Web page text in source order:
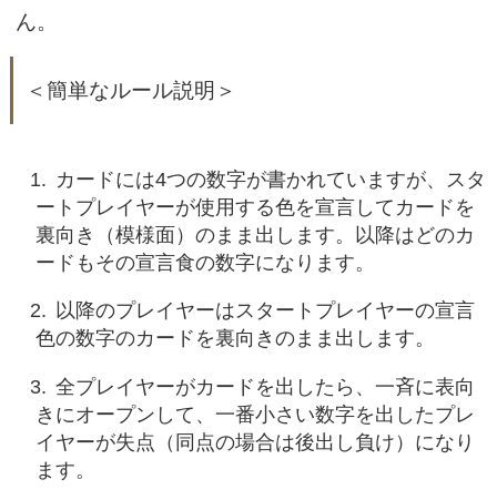
ん。
＜簡単なルール説明＞
カードには4つの数字が書かれていますが、スタ
ートプレイヤーが使用する色を宣言してカードを
裏向き（模様面）のまま出します。以降はどのカ
ードもその宣言食の数字になります。
以降のプレイヤーはスタートプレイヤーの宣言
色の数字のカードを裏向きのまま出します。
全プレイヤーがカードを出したら、一斉に表向
きにオープンして、一番小さい数字を出したプレ
イヤーが失点（同点の場合は後出し負け）になり
ます。